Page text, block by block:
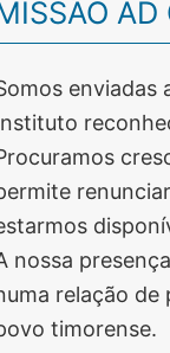
AD
enviadas
nossa
relação de
timorense.